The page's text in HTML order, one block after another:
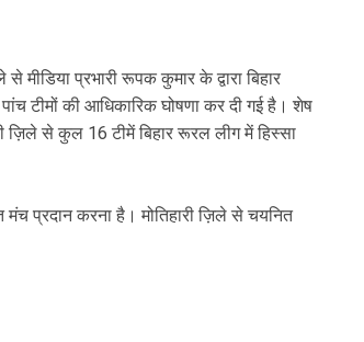
मीडिया प्रभारी रूपक कुमार के द्वारा बिहार
टीमों की आधिकारिक घोषणा कर दी गई है। शेष
ज़िले से कुल 16 टीमें बिहार रूरल लीग में हिस्सा
मंच प्रदान करना है। मोतिहारी ज़िले से चयनित